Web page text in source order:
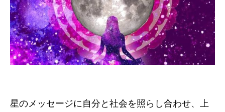
星のメッセージに自分と社会を照らし合わせ、上